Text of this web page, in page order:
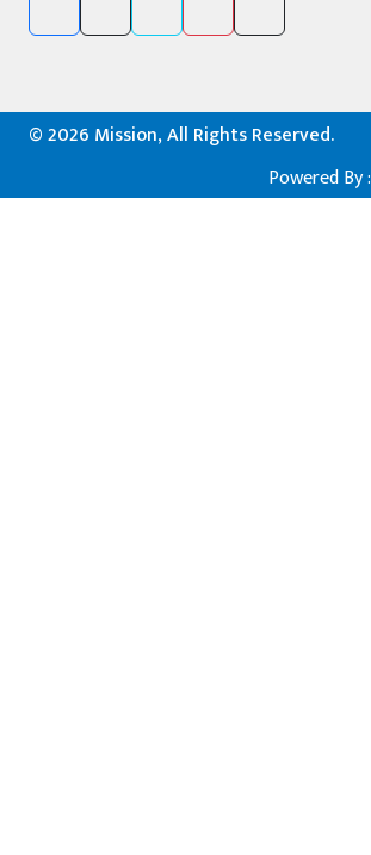
©2026 Mission, All Rights Reserved.
Powered By :